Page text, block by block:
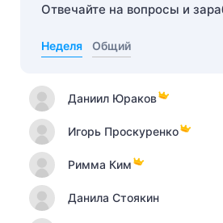
Отвечайте на вопросы и
Неделя Общий
Даниил Юраков
Игорь Проскуренко
Римма Ким
Данила Стоякин